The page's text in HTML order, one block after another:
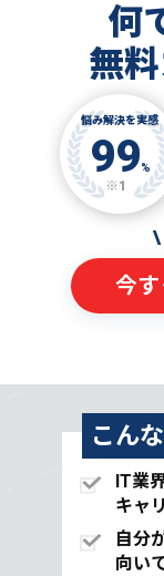
何
無
悩み解決を実感
99%
※1
\
今
こん
IT業
キャ
自分
向い